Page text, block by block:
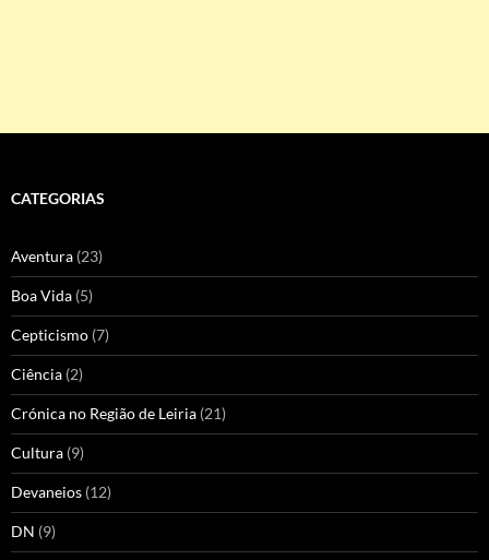
CATEGORIAS
Aventura (23)
Boa Vida (5)
Cepticismo (7)
Ciência (2)
Crónica no Região de Leiria (21)
Cultura (9)
Devaneios (12)
DN (9)